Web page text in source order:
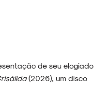
de seu elogiado
(2026), um disco